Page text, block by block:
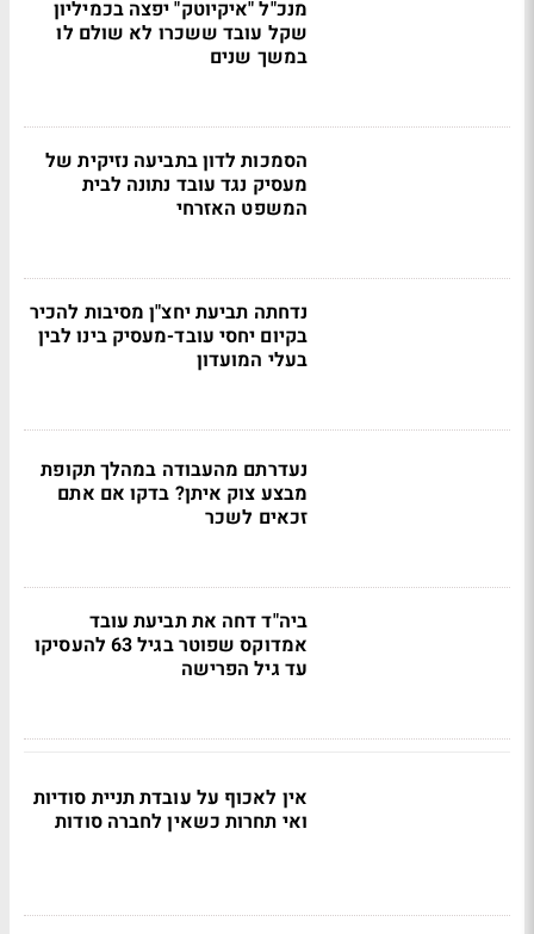
מנכ"ל "איקיוטק" יפצה בכמיליון
שקל עובד ששכרו לא שולם לו
במשך שנים
הסמכות לדון בתביעה נזיקית של
מעסיק נגד עובד נתונה לבית
המשפט האזרחי
נדחתה תביעת יחצ"ן מסיבות להכיר
בקיום יחסי עובד-מעסיק בינו לבין
בעלי המועדון
נעדרתם מהעבודה במהלך תקופת
מבצע צוק איתן? בדקו אם אתם
זכאים לשכר
ביה"ד דחה את תביעת עובד
אמדוקס שפוטר בגיל 63 להעסיקו
עד גיל הפרישה
אין לאכוף על עובדת תניית סודיות
ואי תחרות כשאין לחברה סודות